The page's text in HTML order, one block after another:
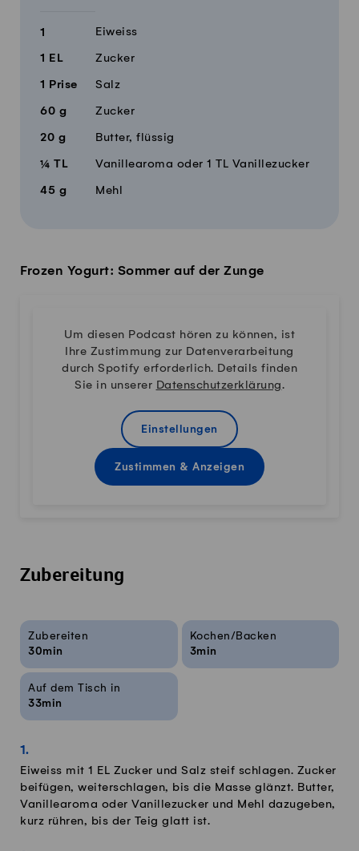
1 Eiweiss
1 EL Zucker
1 Prise Salz
60 g Zucker
20 g Butter, flüssig
¼ TL Vanillearoma oder 1 TL Vanillezucker
45 g Mehl
Frozen Yogurt: Sommer auf der Zunge
Um diesen Podcast hören zu können, ist
Ihre Zustimmung zur Datenverarbeitung
durch Spotify erforderlich. Details finden
Sie in unserer Datenschutzerklärung.
Einstellungen
Zustimmen & Anzeigen
Zubereitung
Rezeptinfos
Zubereiten
30min
Kochen/Backen
3min
Auf dem Tisch in
33min
Eiweiss mit 1 EL Zucker und Salz steif schlagen. Zucker
beifügen, weiterschlagen, bis die Masse glänzt. Butter,
Vanillearoma oder Vanillezucker und Mehl dazugeben,
kurz rühren, bis der Teig glatt ist.